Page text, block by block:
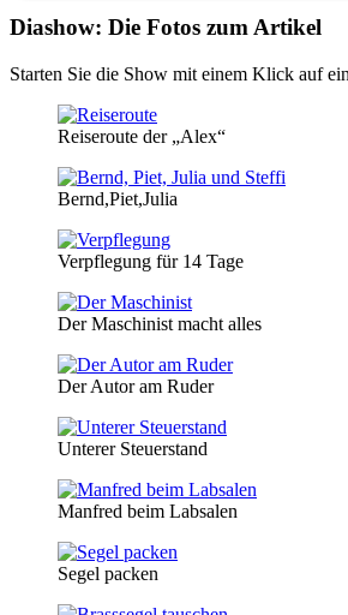
Diashow: Die Fotos zum Artikel
Starten Sie die Show mit einem Klick auf
Reiseroute der „Alex“
Bernd,Piet,Julia
Verpflegung für 14 Tage
Der Maschinist macht alles
Der Autor am Ruder
Unterer Steuerstand
Manfred beim Labsalen
Segel packen